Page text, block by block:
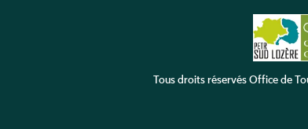
Tous droits réservésOffice de